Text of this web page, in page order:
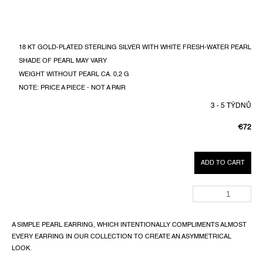
€72
PRICE:
3 - 5 TÝDNŮ
ADD TO CART
18 KT GOLD-PLATED STERLING SILVER WITH WHITE FRESH-WATER PEARL
SHADE OF PEARL MAY VARY
WEIGHT WITHOUT PEARL CA. 0,2 G
NOTE: PRICE A PIECE - NOT A PAIR
A SIMPLE PEARL EARRING, WHICH INTENTIONALLY COMPLIMENTS ALMOST
EVERY EARRING IN OUR COLLECTION TO CREATE AN ASYMMETRICAL
LOOK.